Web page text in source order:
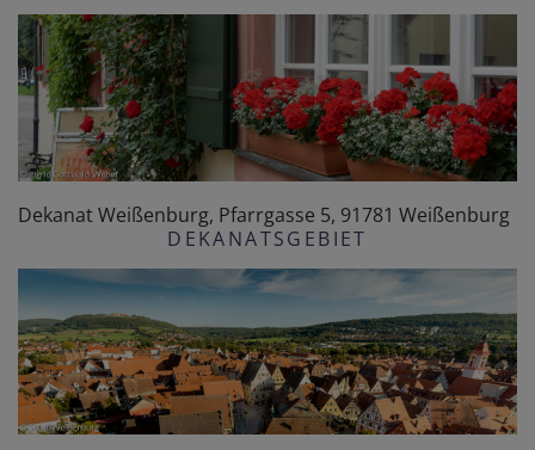
Dekanat Weißenburg, Pfarrgasse 5, 91781 Weißenburg
DEKANATSGEBIET